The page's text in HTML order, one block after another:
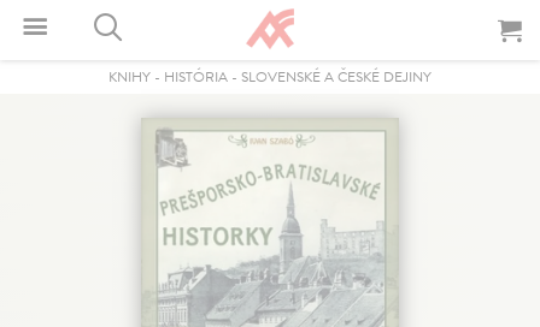
KNIHY - HISTÓRIA - SLOVENSKÉ A ČESKÉ DEJINY